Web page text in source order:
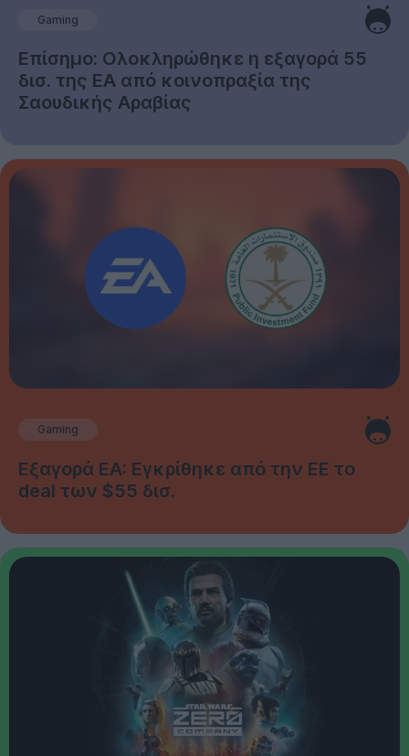
Gaming
Επίσημο: Ολοκληρώθηκε η εξαγορά 55
δισ. της EA από κοινοπραξία της
Σαουδικής Αραβίας
Gaming
Εξαγορά EA: Εγκρίθηκε από την ΕΕ το
deal των $55 δισ.